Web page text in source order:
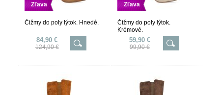
Zľava
Čižmy do poly lýtok. Hnedé.
84,90 €
124,90 €
Zľava
Čižmy do poly lýtok.
Krémové.
59,90 €
99,90 €